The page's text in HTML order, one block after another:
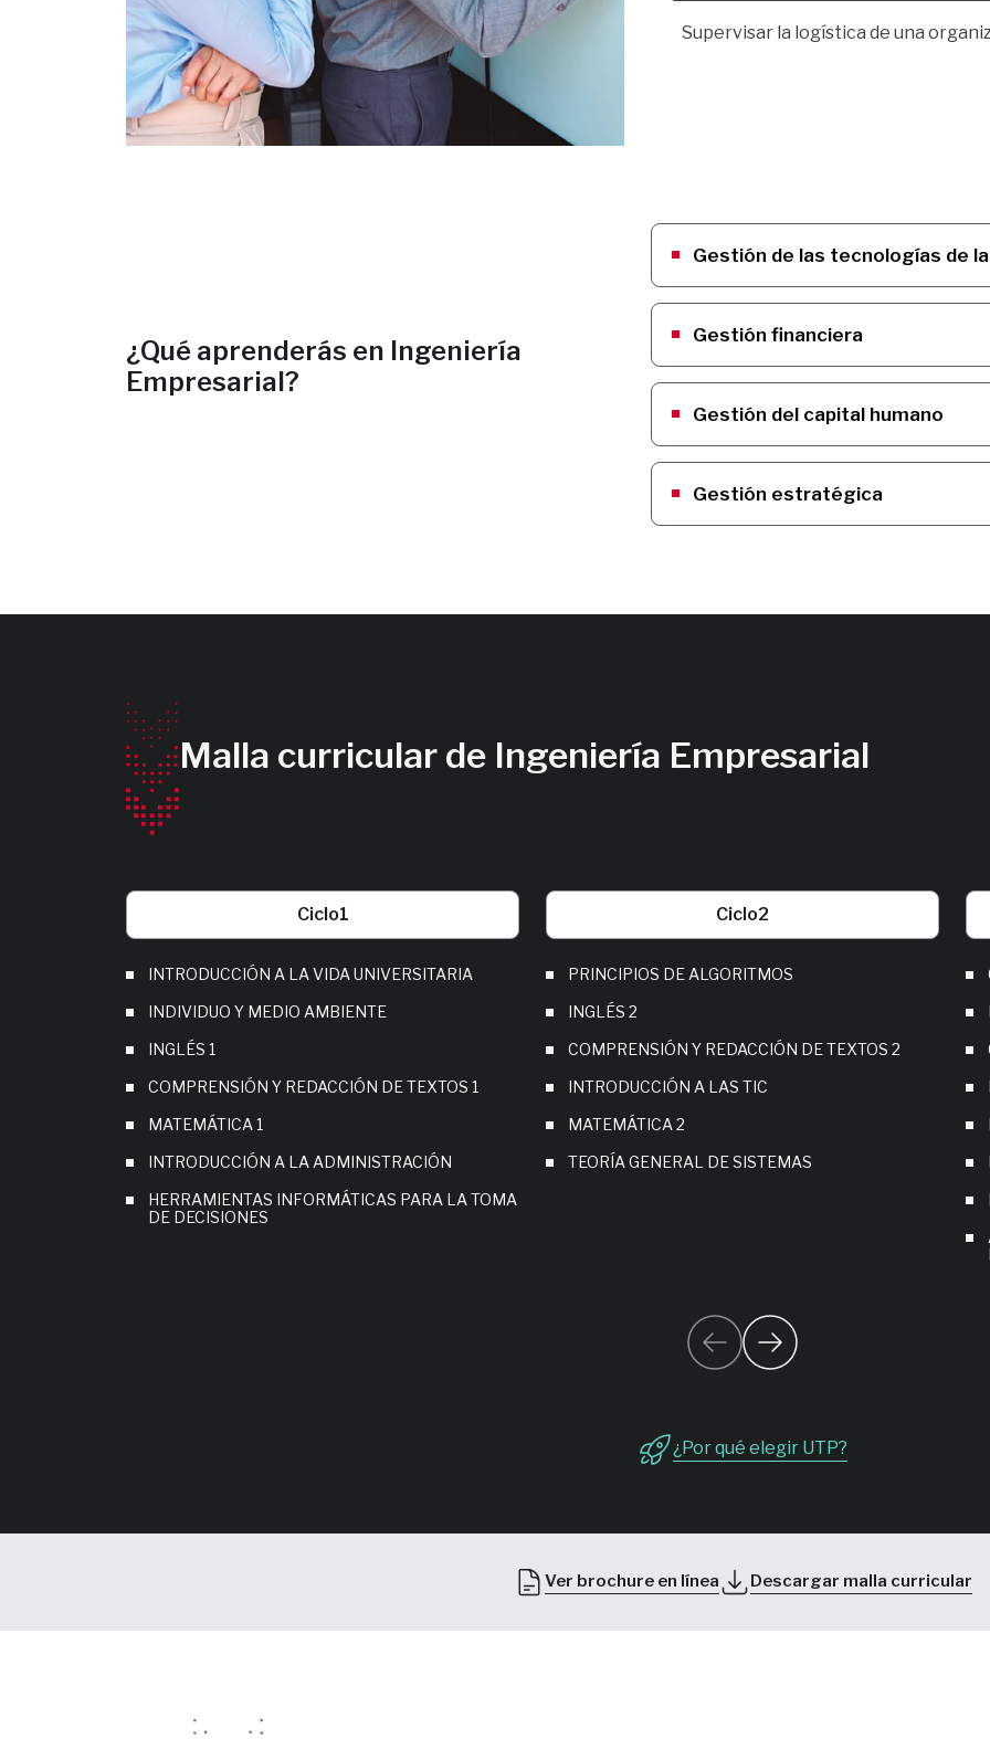
Supervisar la logística de una
¿Qué aprenderás en Ingeniería
Empresarial?
Gestión de las tecnologías de
Gestión financiera
Gestión del capital humano
Gestión estratégica
Malla curricular de Ingeniería Empresarial
Ciclo1
INTRODUCCIÓN A LA VIDA UNIVERSITARIA
INDIVIDUO Y MEDIO AMBIENTE
INGLÉS 1
COMPRENSIÓN Y REDACCIÓN DE TEXTOS 1
MATEMÁTICA 1
INTRODUCCIÓN A LA ADMINISTRACIÓN
HERRAMIENTAS INFORMÁTICAS PARA LA TOMA
DE DECISIONES
Ciclo2
PRINCIPIOS DE ALGORITMOS
INGLÉS 2
COMPRENSIÓN Y REDACCIÓN DE TEXTOS 2
INTRODUCCIÓN A LAS TIC
MATEMÁTICA 2
TEORÍA GENERAL DE SISTEMAS
¿Por qué elegir UTP?
Ver brochure en línea Descargar malla curricular